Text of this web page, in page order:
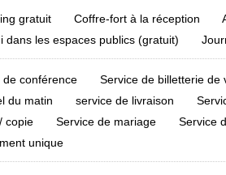
gratuit Coffre-fort à la réception
dans les espaces publics (gratuit)
de conférence Service de billetterie de
du matin
service de livraison
copie
Service de mariage Service
unique